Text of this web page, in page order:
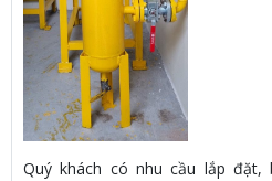
Quý khách có nhu cầu lắp